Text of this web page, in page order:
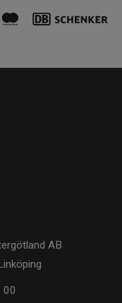
AB
00